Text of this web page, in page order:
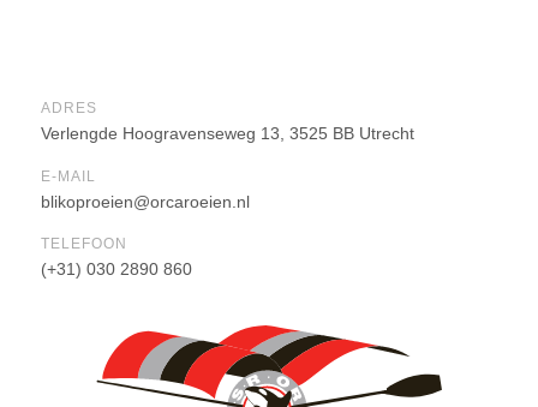
ADRES
Verlengde Hoogravenseweg 13, 3525 BB Utrecht
E-MAIL
blikoproeien@orcaroeien.nl
TELEFOON
(+31) 030 2890 860